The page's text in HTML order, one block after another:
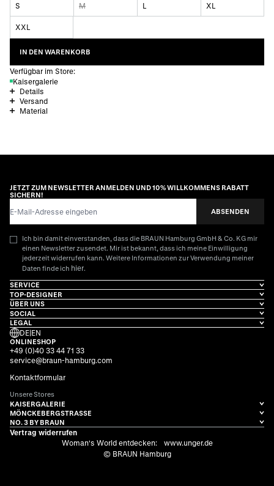
S M L XL
XXL
IN DEN WARENKORB
Verfügbar im Store:
Kaisergalerie
Details
Versand
Material
JETZT ZUM NEWSLETTER ANMELDEN UND 10% WILLKOMMENS RABATT
SICHERN!
ABSENDEN
Ich bin damit einverstanden, dass die BRAUN Hamburg GmbH & Co. KG mir
einen Newsletter zusendet. Mir ist bekannt, dass ich meine Einwilligung
jederzeit widerrufen kann. Weitere Informationen zur Verwendung meiner
Daten finde ich hier.
SERVICE
TOP-DESIGNER
ÜBER UNS
SOCIAL
LEGAL
DE|EN
ONLINESHOP
+49 (0)40 33 44 71 33
service@braun-hamburg.com
Kontaktformular
Unsere Stores
KAISERGALERIE
MÖNCKEBERGSTRASSE
NO. 3 BY BRAUN
Vertrag widerrufen
Woman's World entdecken:
www.unger.de
© BRAUN Hamburg